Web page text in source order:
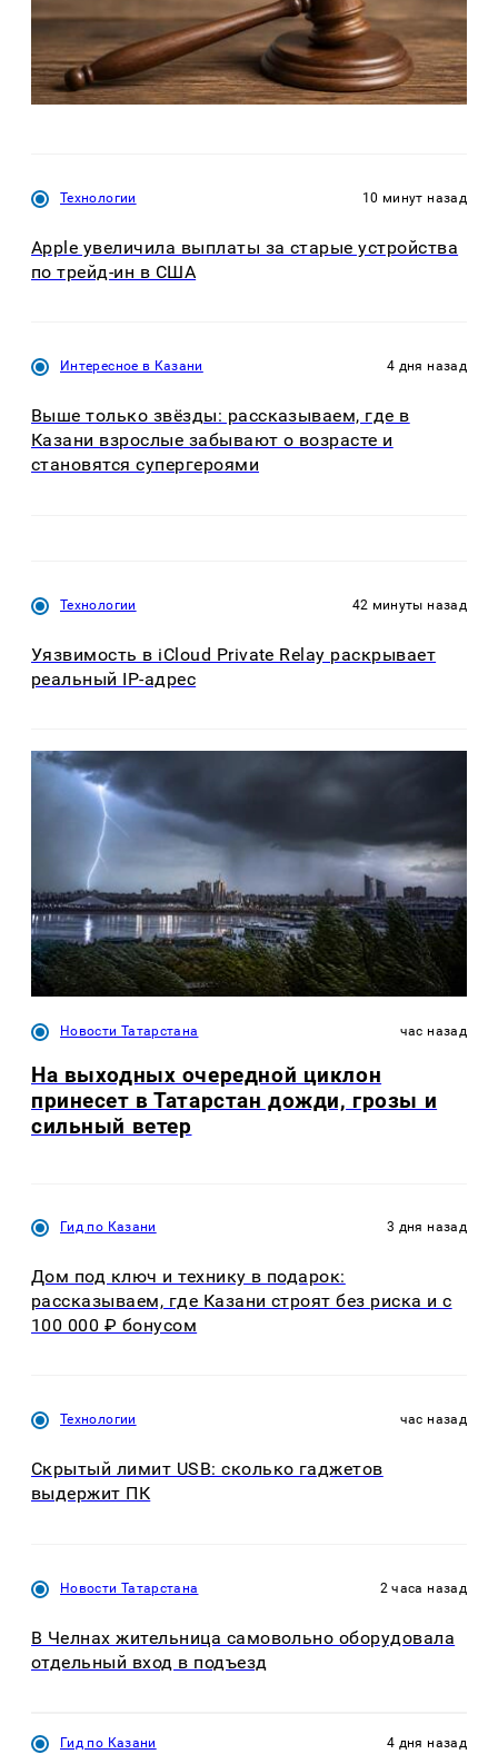
Технологии 10 минут назад
Apple увеличила выплаты за старые устройства
по трейд-ин в США
Интересное в Казани 4 дня назад
Выше только звёзды: рассказываем, где в
Казани взрослые забывают о возрасте и
становятся супергероями
Технологии 42 минуты назад
Уязвимость в iCloud Private Relay раскрывает
реальный IP-адрес
Новости Татарстана час назад
На выходных очередной циклон
принесет в Татарстан дожди, грозы и
сильный ветер
Гид по Казани 3 дня назад
Дом под ключ и технику в подарок:
рассказываем, где Казани строят без риска и с
100 000 ₽ бонусом
Технологии час назад
Скрытый лимит USB: сколько гаджетов
выдержит ПК
Новости Татарстана 2 часа назад
В Челнах жительница самовольно оборудовала
отдельный вход в подъезд
Гид по Казани 4 дня назад